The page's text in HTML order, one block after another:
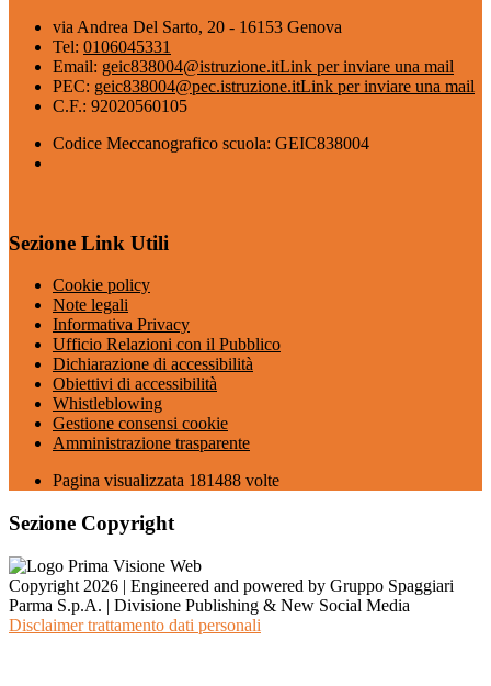
via Andrea Del Sarto, 20 - 16153 Genova
Tel: 0106045331
Email: geic838004@istruzione.itLink per inviare una mail
PEC: geic838004@pec.istruzione.itLink per inviare una mail
C.F.: 92020560105
Codice Meccanografico scuola: GEIC838004
Sezione Link Utili
Cookie policy
Note legali
Informativa Privacy
Ufficio Relazioni con il Pubblico
Dichiarazione di accessibilità
Obiettivi di accessibilità
Whistleblowing
Gestione consensi cookie
Amministrazione trasparente
Pagina visualizzata 181488 volte
Sezione Copyright
Copyright 2026 | Engineered and powered by Gruppo Spaggiari
Parma S.p.A. | Divisione Publishing & New Social Media
Disclaimer trattamento dati personali